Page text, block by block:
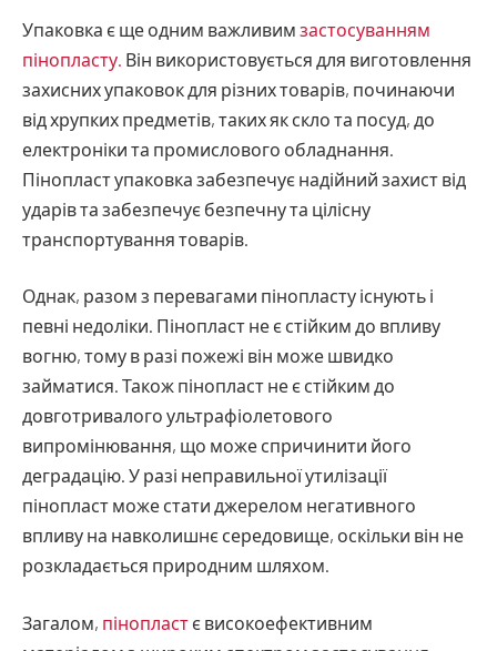
Упаковка є ще одним важливим застосуванням
пінопласту. Він використовується для виготовлення
захисних упаковок для різних товарів, починаючи
від хрупких предметів, таких як скло та посуд, до
електроніки та промислового обладнання.
Пінопласт упаковка забезпечує надійний захист від
ударів та забезпечує безпечну та цілісну
транспортування товарів.
Однак, разом з перевагами пінопласту існують і
певні недоліки. Пінопласт не є стійким до впливу
вогню, тому в разі пожежі він може швидко
займатися. Також пінопласт не є стійким до
довготривалого ультрафіолетового
випромінювання, що може спричинити його
деградацію. У разі неправильної утилізації
пінопласт може стати джерелом негативного
впливу на навколишнє середовище, оскільки він не
розкладається природним шляхом.
Загалом, пінопласт є високоефективним